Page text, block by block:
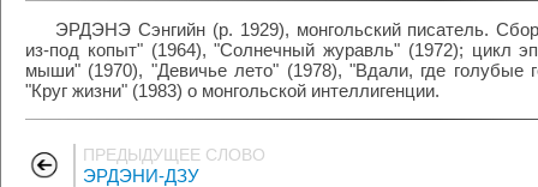
ЭРДЭНЭ Сэнгийн (р. 1929), монгольский писатель.
из-под копыт" (1964), "Солнечный журавль" (1972); цикл
мыши" (1970), "Девичье лето" (1978), "Вдали, где голубые
"Круг жизни" (1983) о монгольской интеллигенции.
ПРЕДЫДУЩЕЕ СЛОВО
ЭРДЭНИ-ДЗУ